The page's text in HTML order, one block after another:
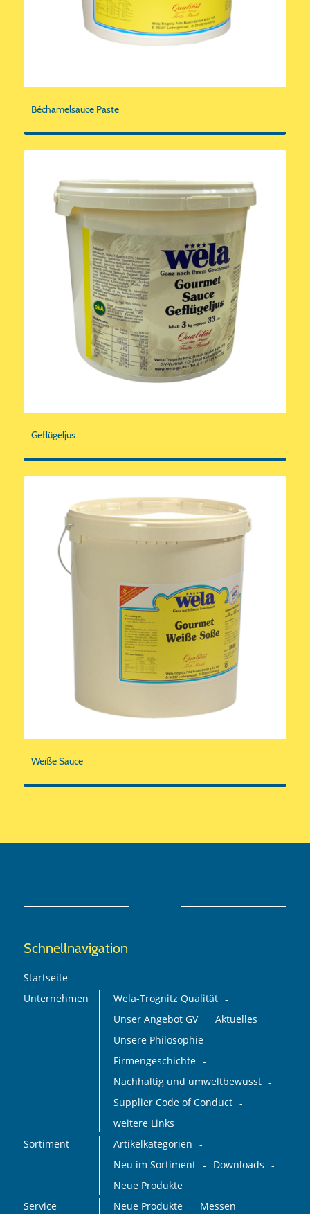
Béchamelsauce Paste
Geflügeljus
Weiße Sauce
Schnellnavigation
Startseite
Unternehmen
Wela-Trognitz Qualität
Unser Angebot GV
Aktuelles
Unsere Philosophie
Firmengeschichte
Nachhaltig und umweltbewusst
Supplier Code of Conduct
weitere Links
Sortiment
Artikelkategorien
Neu im Sortiment
Downloads
Neue Produkte
Service
Neue Produkte
Messen